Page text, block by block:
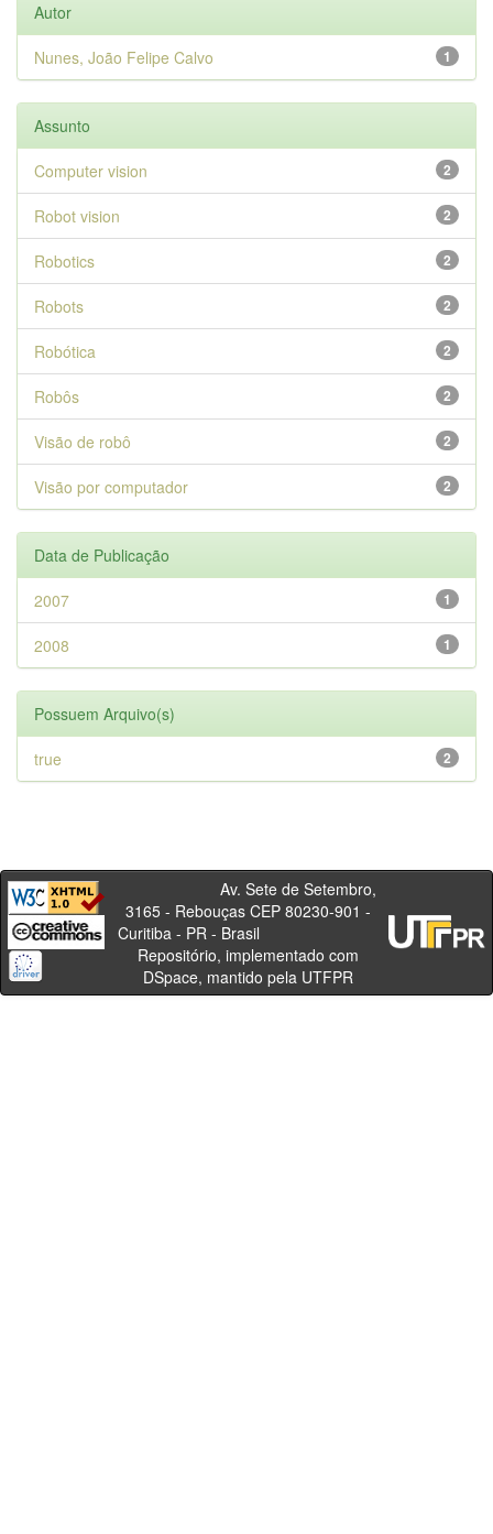
Autor
1
Nunes, João Felipe Calvo
Assunto
2
Computer vision
2
Robot vision
2
Robotics
2
Robots
2
Robótica
2
Robôs
2
Visão de robô
2
Visão por computador
Data de Publicação
1
2007
1
2008
Possuem Arquivo(s)
2
true
Av. Sete de Setembro,
3165 - Rebouças CEP 80230-901 -
Curitiba - PR - Brasil
Repositório, implementado com
DSpace, mantido pela UTFPR